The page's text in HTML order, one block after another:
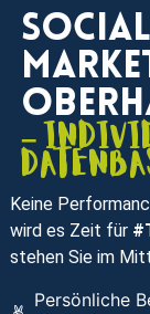
–
Keine
wird es Zeit für
stehen Sie im
Persönliche